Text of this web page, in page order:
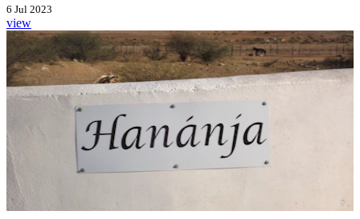
6 Jul 2023
view